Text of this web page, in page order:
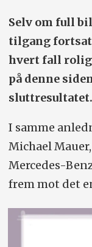
Selv om full
tilgang
hvert fall rolig
på denne
sluttresultatet.
I samme
Michael
Mercedes-
frem mot det